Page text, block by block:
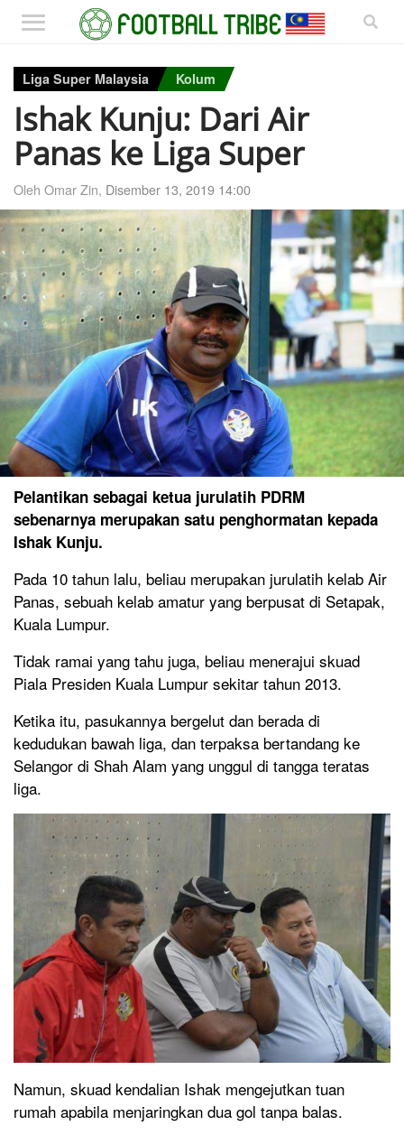
Liga Super Malaysia Kolum
Ishak Kunju: Dari Air
Panas ke Liga Super
Oleh Omar Zin, Disember 13, 2019 14:00
Pelantikan sebagai ketua jurulatih PDRM
sebenarnya merupakan satu penghormatan kepada
Ishak Kunju.
Pada 10 tahun lalu, beliau merupakan jurulatih kelab Air
Panas, sebuah kelab amatur yang berpusat di Setapak,
Kuala Lumpur.
Tidak ramai yang tahu juga, beliau menerajui skuad
Piala Presiden Kuala Lumpur sekitar tahun 2013.
Ketika itu, pasukannya bergelut dan berada di
kedudukan bawah liga, dan terpaksa bertandang ke
Selangor di Shah Alam yang unggul di tangga teratas
liga.
Namun, skuad kendalian Ishak mengejutkan tuan
rumah apabila menjaringkan dua gol tanpa balas.